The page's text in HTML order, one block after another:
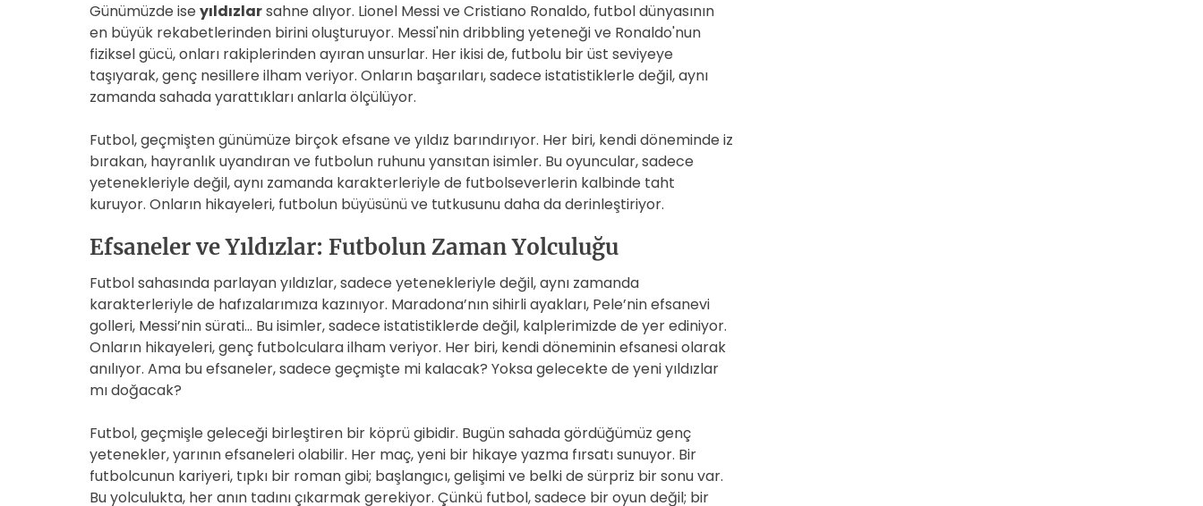
Günümüzde ise yıldızlarsahne alıyor. Lionel Messi ve Cristiano Ronaldo, futbol dünyasının
en büyük rekabetlerinden birini oluşturuyor. Messi'nin dribbling yeteneği ve Ronaldo'nun
fiziksel gücü, onları rakiplerinden ayıran unsurlar. Her ikisi de, futbolu bir üst seviyeye
taşıyarak, genç nesillere ilham veriyor. Onların başarıları, sadece istatistiklerle değil, aynı
zamanda sahada yarattıkları anlarla ölçülüyor.
Futbol, geçmişten günümüze birçok efsane ve yıldız barındırıyor. Her biri, kendi döneminde iz
bırakan, hayranlık uyandıran ve futbolun ruhunu yansıtan isimler. Bu oyuncular, sadece
yetenekleriyle değil, aynı zamanda karakterleriyle de futbolseverlerin kalbinde taht
kuruyor. Onların hikayeleri, futbolun büyüsünü ve tutkusunu daha da derinleştiriyor.
Efsaneler ve Yıldızlar: Futbolun Zaman Yolculuğu
Futbol sahasında parlayan yıldızlar, sadece yetenekleriyle değil, aynı zamanda
karakterleriyle de hafızalarımıza kazınıyor. Maradona’nın sihirli ayakları, Pele’nin efsanevi
golleri, Messi’nin sürati… Bu isimler, sadece istatistiklerde değil, kalplerimizde de yer ediniyor.
Onların hikayeleri, genç futbolculara ilham veriyor. Her biri, kendi döneminin efsanesi olarak
anılıyor. Ama bu efsaneler, sadece geçmişte mi kalacak? Yoksa gelecekte de yeni yıldızlar
mı doğacak?
Futbol, geçmişle geleceği birleştiren bir köprü gibidir. Bugün sahada gördüğümüz genç
yetenekler, yarının efsaneleri olabilir. Her maç, yeni bir hikaye yazma fırsatı sunuyor. Bir
futbolcunun kariyeri, tıpkı bir roman gibi; başlangıcı, gelişimi ve belki de sürpriz bir sonu var.
Bu yolculukta, her anın tadını çıkarmak gerekiyor. Çünkü futbol, sadece bir oyun değil; bir